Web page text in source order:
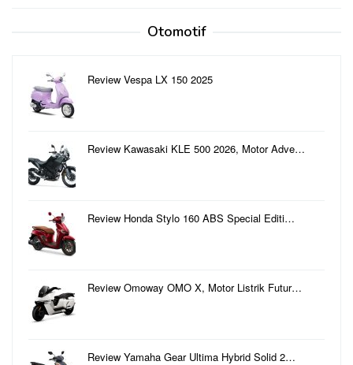
Otomotif
Review Vespa LX 150 2025
Review Kawasaki KLE 500 2026, Motor Adve…
Review Honda Stylo 160 ABS Special Editi…
Review Omoway OMO X, Motor Listrik Futur…
Review Yamaha Gear Ultima Hybrid Solid 2…